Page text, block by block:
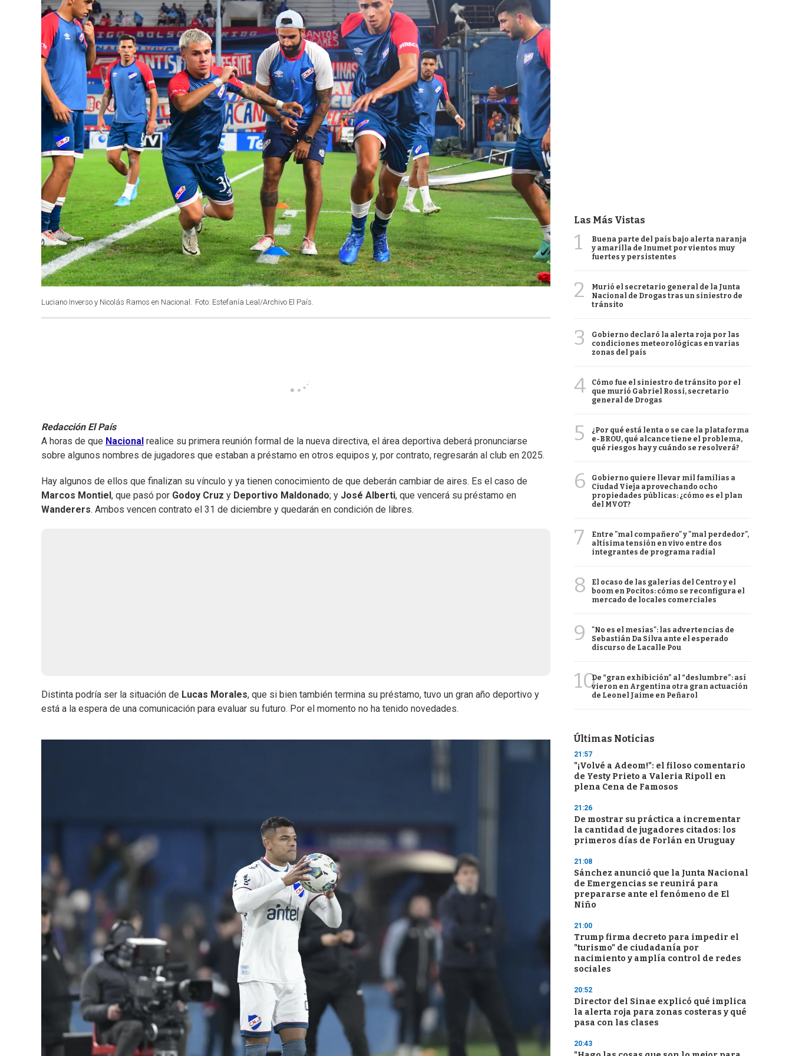
Luciano Inverso y Nicolás Ramos en Nacional. Foto: Estefanía Leal/Archivo El País.
Redacción El País
A horas de que Nacional realice su primera reunión formal de la nueva directiva, el área deportiva deberá pronunciarse
sobre algunos nombres de jugadores que estaban a préstamo en otros equipos y, por contrato, regresarán al club en 2025.
Hay algunos de ellos que finalizan su vínculo y ya tienen conocimiento de que deberán cambiar de aires. Es el caso de
Marcos Montiel , que pasó por Godoy Cruz y Deportivo Maldonado; y José Alberti, que vencerá su préstamo en
Wanderers. Ambos vencen contrato el 31 de diciembre y quedarán en condición de libres.
Distinta podría ser la situación de Lucas Morales, que si bien también termina su préstamo, tuvo un gran año deportivo y
está a la espera de una comunicación para evaluar su futuro. Por el momento no ha tenido novedades.
Las Más Vistas
1
Buena parte del país bajo alerta naranja
y amarilla de Inumet por vientos muy
fuertes y persistentes
2
Murió el secretario general de la Junta
Nacional de Drogas tras un siniestro de
tránsito
3
Gobierno declaró la alerta roja por las
condiciones meteorológicas en varias
zonas del país
4
Cómo fue el siniestro de tránsito por el
que murió Gabriel Rossi, secretario
general de Drogas
5
¿Por qué está lenta o se cae la plataforma
e-BROU, qué alcance tiene el problema,
qué riesgos hay y cuándo se resolverá?
6
Gobierno quiere llevar mil familias a
Ciudad Vieja aprovechando ocho
propiedades públicas: ¿cómo es el plan
del MVOT?
7
Entre "mal compañero" y "mal perdedor",
altísima tensión en vivo entre dos
integrantes de programa radial
8
El ocaso de las galerías del Centro y el
boom en Pocitos: cómo se reconfigura el
mercado de locales comerciales
9
"No es el mesías": las advertencias de
Sebastián Da Silva ante el esperado
discurso de Lacalle Pou
10De “gran exhibición” al “deslumbre”: así
vieron en Argentina otra gran actuación
de Leonel Jaime en Peñarol
Últimas Noticias
21:57
"¡Volvé a Adeom!": el filoso comentario
de Yesty Prieto a Valeria Ripoll en
plena Cena de Famosos
21:26
De mostrar su práctica a incrementar
la cantidad de jugadores citados: los
primeros días de Forlán en Uruguay
21:08
Sánchez anunció que la Junta Nacional
de Emergencias se reunirá para
prepararse ante el fenómeno de El
Niño
21:00
Trump firma decreto para impedir el
"turismo" de ciudadanía por
nacimiento y amplía control de redes
sociales
20:52
Director del Sinae explicó qué implica
la alerta roja para zonas costeras y qué
pasa con las clases
20:43